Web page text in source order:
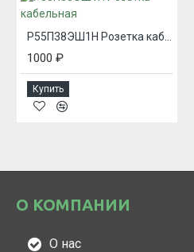
Р55П38ЭШ1Н Розетка кабельная
1000 ₽
Купить
О КОМПАНИИ
О нас